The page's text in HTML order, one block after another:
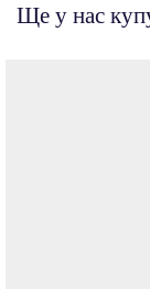
Ще у нас